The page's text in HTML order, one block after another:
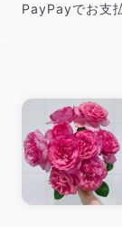
PayPayでお支